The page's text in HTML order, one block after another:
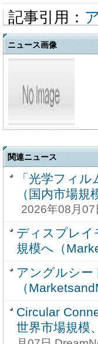
記事引用：
ニュース画像
関連ニュース
「光学フィ
（国内市場
2026年08月
ディスプレイ
規模へ（
アングルシー
（
Circular
世界市場規模